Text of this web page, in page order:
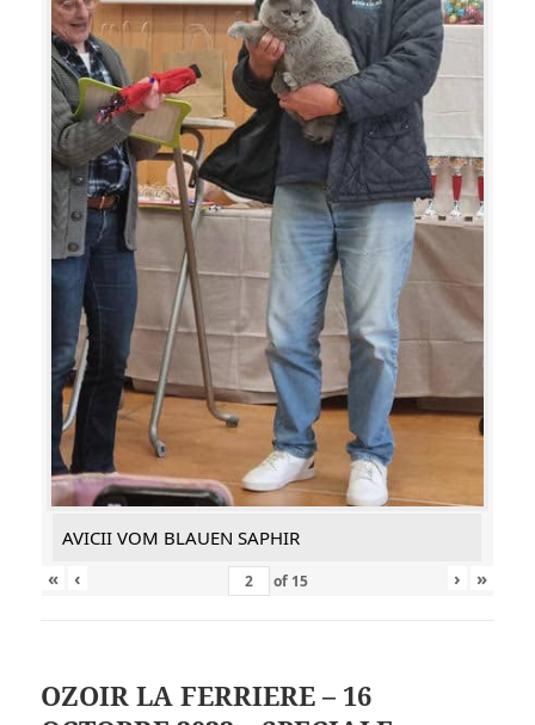
AVICII VOM BLAUEN SAPHIR
«
‹ of 15 › »
OZOIR LA FERRIERE – 16